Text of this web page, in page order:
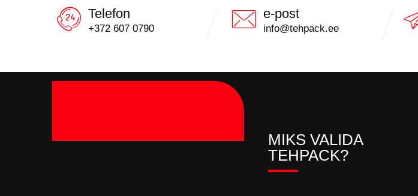
Telefon
+372 607 0790
e-post
info@tehpack.ee
MIKS VALIDA
TEHPACK?